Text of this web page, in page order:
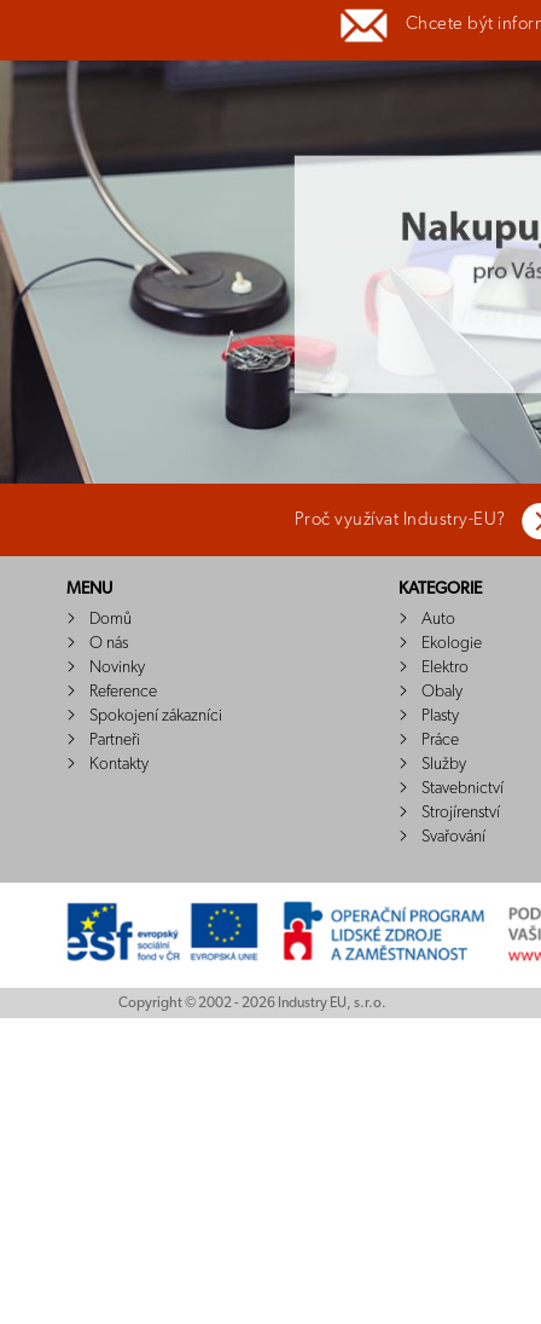
Chcete být
Proč využívat Industry-EU?
MENU
Domů
O nás
Novinky
Reference
Spokojení zákazníci
Partneři
Kontakty
KATEGORIE
Auto
Ekologie
Elektro
Obaly
Plasty
Práce
Služby
Stavebnictví
Strojírenství
Svařování
Copyright © 2002 - 2026 Industry EU, s.r.o.